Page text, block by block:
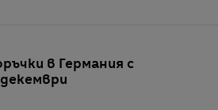
в Германия с